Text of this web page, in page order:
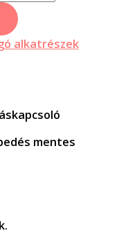
alkatrészek
mentes